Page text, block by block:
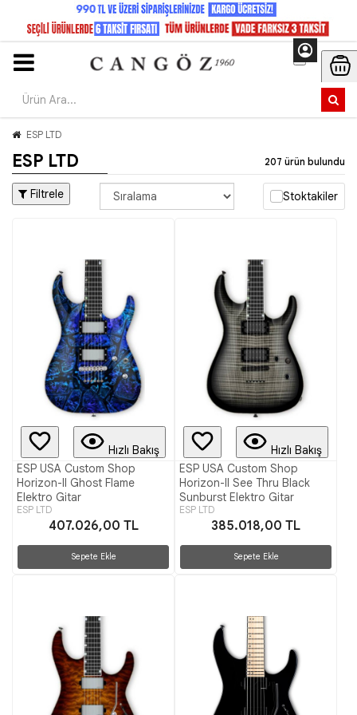
ESP LTD
ESP LTD 207 ürün bulundu
Filtrele Stoktakiler
Hızlı Bakış
ESP USA Custom Shop
Horizon-II Ghost Flame
Elektro Gitar
ESP LTD
407.026,00 TL
Sepete Ekle
Hızlı Bakış
ESP USA Custom Shop
Horizon-II See Thru Black
Sunburst Elektro Gitar
ESP LTD
385.018,00 TL
Sepete Ekle